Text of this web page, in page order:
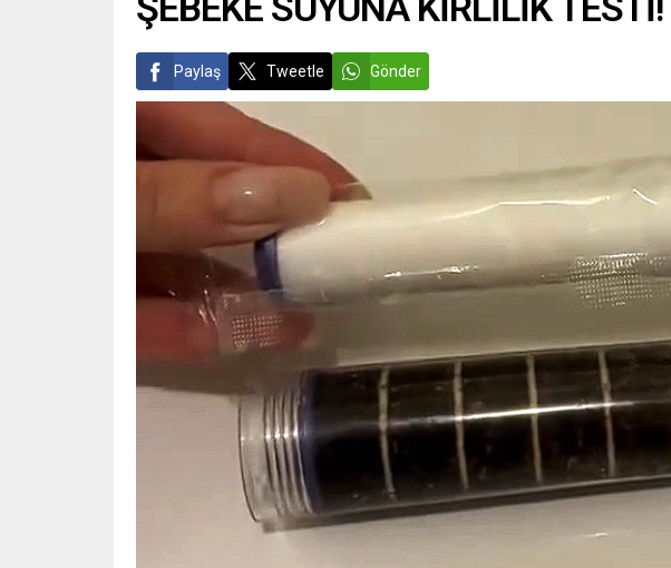
Paylaş Tweetle Gönder